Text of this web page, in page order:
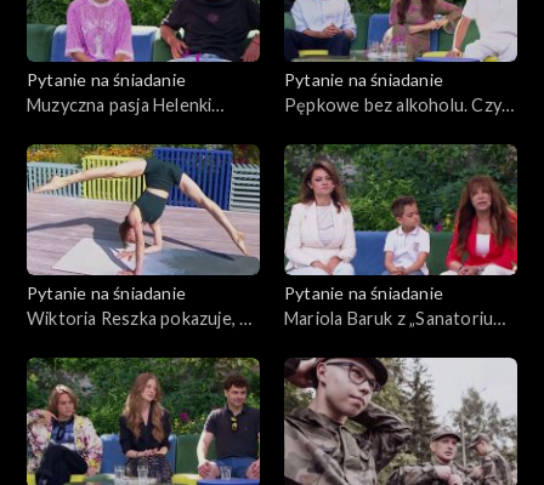
Pytanie na śniadanie
Muzyczna pasja Helenki
manifestem młodego
pokolenia
Pytanie na śniadanie
Pępkowe bez alkoholu. Czy
Pytanie na śniadanie
Wiktoria Reszka pokazuje, co
Pytanie na śniadanie
Mariola Baruk z „Sanatorium
Polskę